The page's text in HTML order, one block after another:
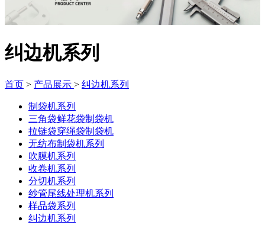
纠边机系列
首页 > 产品展示 > 纠边机系列
制袋机系列
三角袋鲜花袋制袋机
拉链袋穿绳袋制袋机
无纺布制袋机系列
吹膜机系列
收卷机系列
分切机系列
纱管尾线处理机系列
样品袋系列
纠边机系列